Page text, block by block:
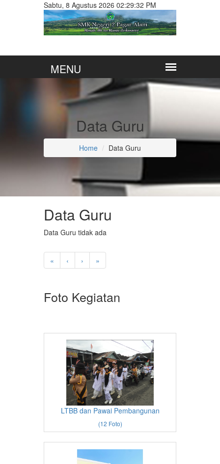
Sabtu, 8 Agustus 2026 02:29:33 PM
Data Guru
Home Data Guru
Data Guru
Data Guru tidak ada
« ‹ › »
Foto Kegiatan
LTBB dan Pawai Pembangunan
(12 Foto)